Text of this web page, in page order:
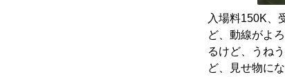
入場料150K、
ど、動線がよ
るけど、うね
ど、見せ物に